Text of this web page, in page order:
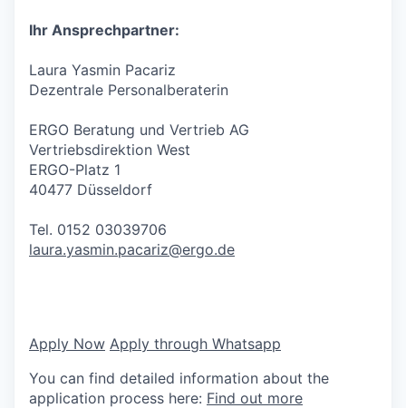
Ihr Ansprechpartner:
Laura Yasmin Pacariz
Dezentrale Personalberaterin
ERGO Beratung und Vertrieb AG
Vertriebsdirektion West
ERGO-Platz 1
40477 Düsseldorf
Tel. 0152 03039706
laura.yasmin.pacariz@ergo.de
Apply Now Apply through Whatsapp
You can find detailed information about the
application process here: Find out more